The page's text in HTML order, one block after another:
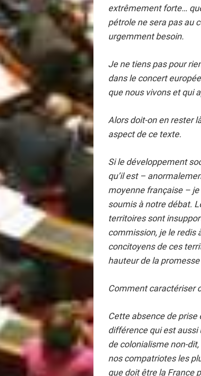
extrêmement forte…
pétrole ne sera pas au
urgemment besoin.
Je ne tiens pas pour
dans le concert
que nous vivons et qui
Alors doit-on en rester
aspect de ce texte.
Si le développement
qu’il est –
moyenne française – je
soumis à notre débat.
territoires sont
commission, je le redis
concitoyens de ces
hauteur de la
Comment caractériser
Cette absence de
différence qui est aussi
de colonialisme non-
nos compatriotes les
que doit être la France